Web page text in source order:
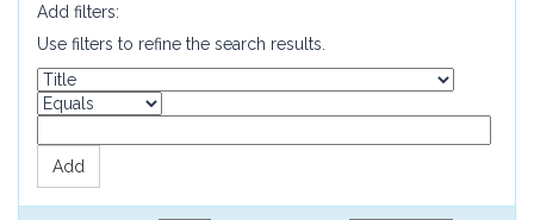
Add filters:
Use filters to refine the search results.